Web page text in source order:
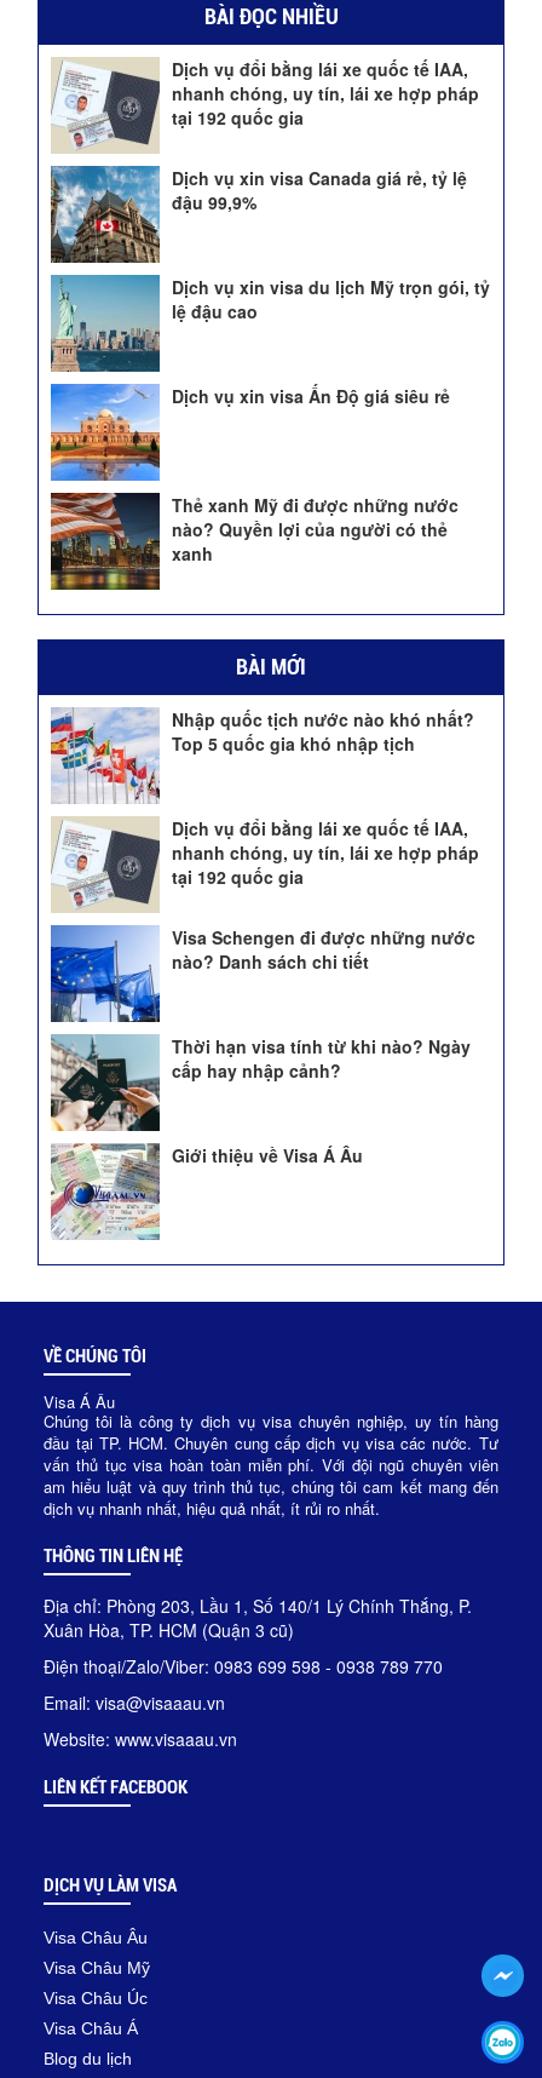
BÀI ĐỌC NHIỀU
Dịch vụ đổi bằng lái xe quốc tế IAA,
nhanh chóng, uy tín, lái xe hợp pháp
tại 192 quốc gia
Dịch vụ xin visa Canada giá rẻ, tỷ lệ
đậu 99,9%
Dịch vụ xin visa du lịch Mỹ trọn gói, tỷ
lệ đậu cao
Dịch vụ xin visa Ấn Độ giá siêu rẻ
Thẻ xanh Mỹ đi được những nước
nào? Quyền lợi của người có thẻ
xanh
BÀI MỚI
Nhập quốc tịch nước nào khó nhất?
Top 5 quốc gia khó nhập tịch
Dịch vụ đổi bằng lái xe quốc tế IAA,
nhanh chóng, uy tín, lái xe hợp pháp
tại 192 quốc gia
Visa Schengen đi được những nước
nào? Danh sách chi tiết
Thời hạn visa tính từ khi nào? Ngày
cấp hay nhập cảnh?
Giới thiệu về Visa Á Âu
VỀ CHÚNG TÔI
Visa Á Âu
Chúng tôi là công ty dịch vụ visa chuyên nghiệp, uy tín hàng
đầu tại TP. HCM. Chuyên cung cấp dịch vụ visa các nước. Tư
vấn thủ tục visa hoàn toàn miễn phí. Với đội ngũ chuyên viên
am hiểu luật và quy trình thủ tục, chúng tôi cam kết mang đến
dịch vụ nhanh nhất, hiệu quả nhất, ít rủi ro nhất.
THÔNG TIN LIÊN HỆ
Địa chỉ: Phòng 203, Lầu 1, Số 140/1 Lý Chính Thắng, P.
Xuân Hòa, TP. HCM (Quận 3 cũ)
Điện thoại/Zalo/Viber: 0983 699 598 - 0938 789 770
Email: visa@visaaau.vn
Website: www.visaaau.vn
LIÊN KẾT FACEBOOK
DỊCH VỤ LÀM VISA
Visa Châu Âu
Visa Châu Mỹ
Visa Châu Úc
Visa Châu Á
Blog du lịch